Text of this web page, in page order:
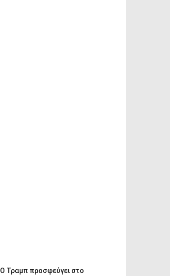
Ο Τραμπ προσφεύγει στο